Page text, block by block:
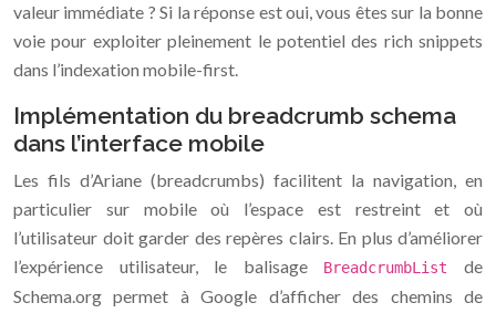
valeur immédiate ? Si la réponse est oui, vous êtes sur la bonne
voie pour exploiter pleinement le potentiel des rich snippets
dans l’indexation mobile-first.
Implémentation du breadcrumb schema
dans l’interface mobile
Les fils d’Ariane (breadcrumbs) facilitent la navigation, en
particulier sur mobile où l’espace est restreint et où
l’utilisateur doit garder des repères clairs. En plus d’améliorer
l’expérience utilisateur, le balisage
BreadcrumbList
de
Schema.org permet à Google d’afficher des chemins de